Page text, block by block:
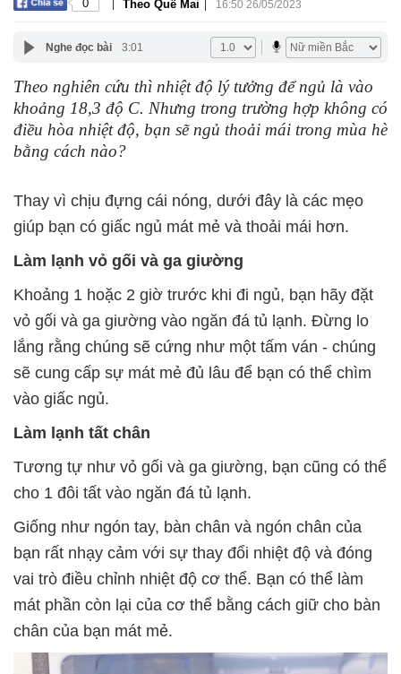
0 Theo Quế Mai | 16:50 26/05/2023
Nghe đọc bài 3:01
Theo nghiên cứu thì nhiệt độ lý tưởng để ngủ là vào
khoảng 18,3 độ C. Nhưng trong trường hợp không có
điều hòa nhiệt độ, bạn sẽ ngủ thoải mái trong mùa hè
bằng cách nào?
Thay vì chịu đựng cái nóng, dưới đây là các mẹo
giúp bạn có giấc ngủ mát mẻ và thoải mái hơn.
Làm lạnh vỏ gối và ga giường
Khoảng 1 hoặc 2 giờ trước khi đi ngủ, bạn hãy đặt
vỏ gối và ga giường vào ngăn đá tủ lạnh. Đừng lo
lắng rằng chúng sẽ cứng như một tấm ván - chúng
sẽ cung cấp sự mát mẻ đủ lâu để bạn có thể chìm
vào giấc ngủ.
Làm lạnh tất chân
Tương tự như vỏ gối và ga giường, bạn cũng có thể
cho 1 đôi tất vào ngăn đá tủ lạnh.
Giống như ngón tay, bàn chân và ngón chân của
bạn rất nhạy cảm với sự thay đổi nhiệt độ và đóng
vai trò điều chỉnh nhiệt độ cơ thể. Bạn có thể làm
mát phần còn lại của cơ thể bằng cách giữ cho bàn
chân của bạn mát mẻ.